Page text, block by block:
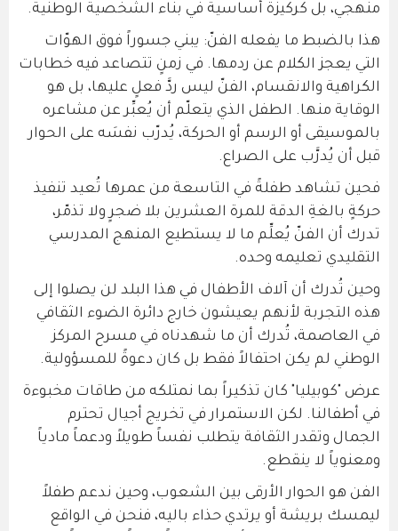
منهجي، بل كركيزة أساسية في بناء الشخصية الوطنية.
هذا بالضبط ما يفعله الفنّ: يبني جسوراً فوق الهوّات
التي يعجز الكلام عن ردمها. في زمنٍ تتصاعد فيه خطابات
الكراهية والانقسام، الفنّ ليس ردَّ فعلٍ عليها، بل هو
الوقاية منها. الطفل الذي يتعلّم أن يُعبِّر عن مشاعره
بالموسيقى أو الرسم أو الحركة، يُدرّب نفسَه على الحوار
قبل أن يُدرَّب على الصراع.
فحين تشاهد طفلةً في التاسعة من عمرها تُعيد تنفيذ
حركةٍ بالغةِ الدقة للمرة العشرين بلا ضجرٍ ولا تذمّر،
تدرك أن الفنّ يُعلِّم ما لا يستطيع المنهج المدرسي
التقليدي تعليمه وحده.
وحين تُدرك أن آلاف الأطفال في هذا البلد لن يصلوا إلى
هذه التجربة لأنهم يعيشون خارج دائرة الضوء الثقافي
في العاصمة، تُدرك أن ما شهدناه في مسرح المركز
الوطني لم يكن احتفالاً فقط بل كان دعوةً للمسؤولية.
عرض "كوبيليا" كان تذكيراً بما نمتلكه من طاقات مخبوءة
في أطفالنا. لكن الاستمرار في تخريج أجيال تحترم
الجمال وتقدر الثقافة يتطلب نفساً طويلاً ودعماً مادياً
ومعنوياً لا ينقطع.
الفن هو الحوار الأرقى بين الشعوب، وحين ندعم طفلاً
ليمسك بريشة أو يرتدي حذاء باليه، فنحن في الواقع